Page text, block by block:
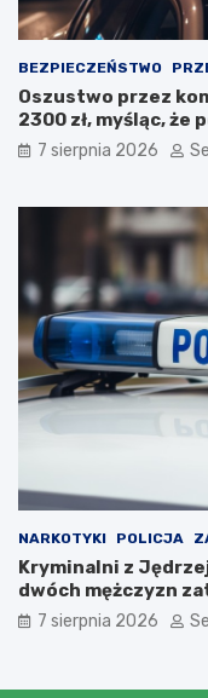
BEZPIECZEŃSTWO
Oszustwo przez
2300 zł, myśląc, że
7 sierpnia 2026
NARKOTYKI POLICJA
Kryminalni z
dwóch mężczyzn
7 sierpnia 2026